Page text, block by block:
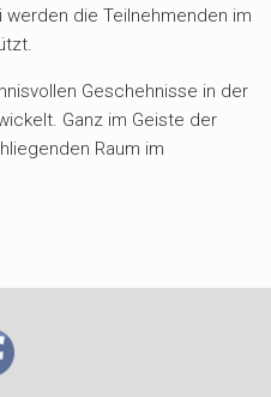
die Teilnehmenden im
Geschehnisse in der
Ganz im Geiste der
Raum im